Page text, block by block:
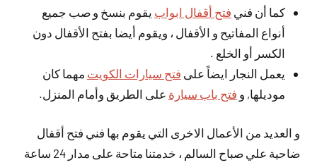
كما أن فني فتح أقفال ابواب يقوم بنسخ و صب جميع
أنواع المفاتيح و الأقفال ، ويقوم أيضا بفتح الأقفال دون
الكسر أو الخلع .
يعمل النجار ايضاً على فتح سيارات الكويت مهما كان
موديلها, و فتح باب سيارة على الطريق وأمام المنزل.
و العديد من الأعمال الاخرى التي يقوم بها فني فتح أقفال
ضاحية علي صباح السالم ، خدمتنا متاحة على مدار 24 ساعة